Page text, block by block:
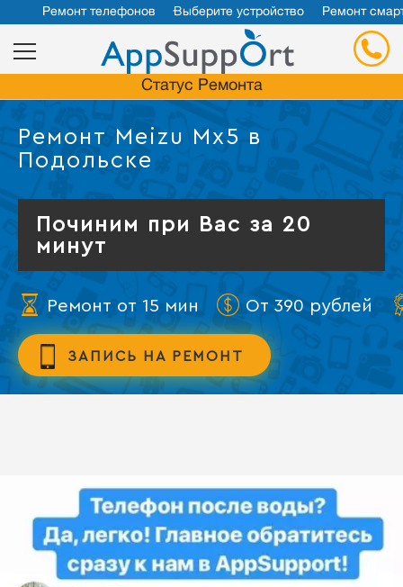
Ремонт телефонов Выберите устройство Ремонт
Статус Ремонта
Ремонт Meizu Mx5 в
Подольске
Починим при Вас за 20
минут
Ремонт от 15 мин От 390 рублей
ЗАПИСЬ НА РЕМОНТ